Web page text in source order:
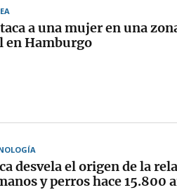
a una mujer en una
en Hamburgo
desvela el origen de la
y perros hace 15.800